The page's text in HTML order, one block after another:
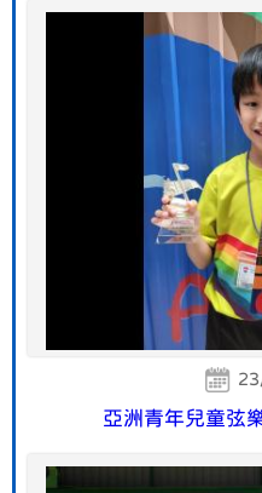
亞洲青年兒童弦